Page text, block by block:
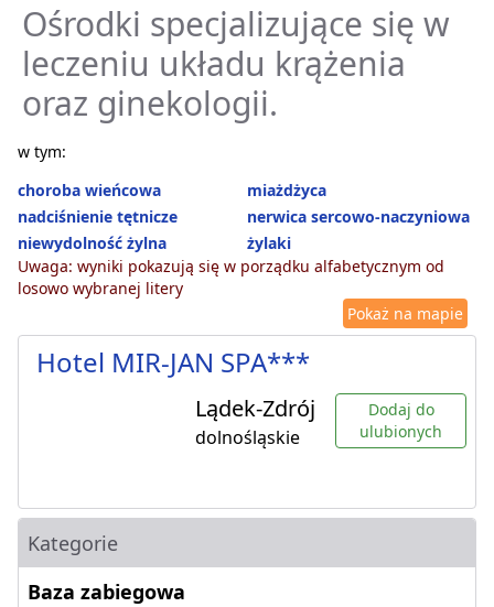
Ośrodki specjalizujące się w
leczeniu układu krążenia
oraz ginekologii.
w tym:
choroba wieńcowa
miażdżyca
nadciśnienie tętnicze
nerwica sercowo-naczyniowa
niewydolność żylna
żylaki
Uwaga: wyniki pokazują się w porządku alfabetycznym od
losowo wybranej litery
Pokaż na mapie
Hotel MIR-JAN SPA***
Lądek-Zdrój
dolnośląskie
Dodaj do
ulubionych
Kategorie
Baza zabiegowa